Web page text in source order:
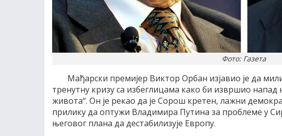
Фото: Газета
Мађарски премијер Виктор Орбан изјавио је да
тренутну кризу са избеглицама како би извршио
живота“. Он је рекао да је Сорош кретен, лажни
прилику да оптужи Владимира Путина за проблеме у
његовог плана да дестабилизује Европу.